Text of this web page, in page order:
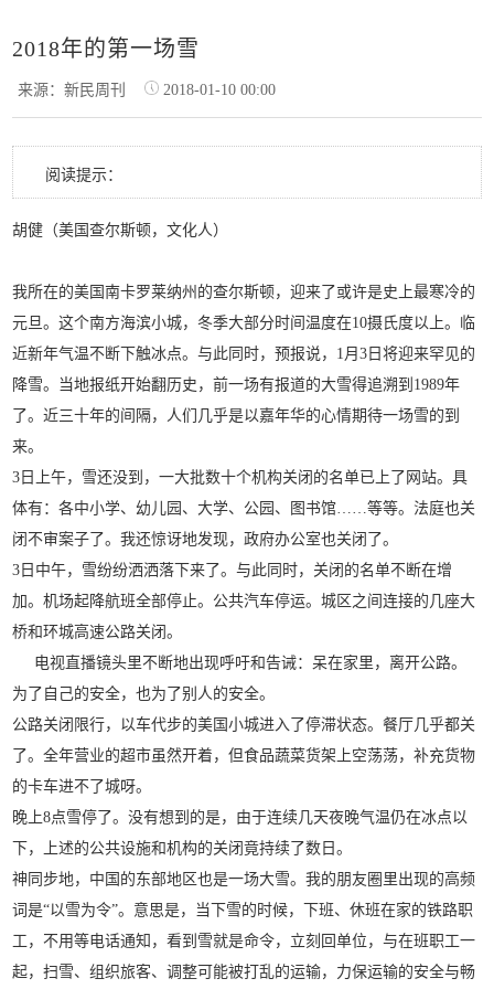
2018年的第一场雪
来源：新民周刊 2018-01-10 00:00
阅读提示：
胡健（美国查尔斯顿，文化人）
我所在的美国南卡罗莱纳州的查尔斯顿，迎来了或许是史上最寒冷的
元旦。这个南方海滨小城，冬季大部分时间温度在10摄氏度以上。临
近新年气温不断下触冰点。与此同时，预报说，1月3日将迎来罕见的
降雪。当地报纸开始翻历史，前一场有报道的大雪得追溯到1989年
了。近三十年的间隔，人们几乎是以嘉年华的心情期待一场雪的到
来。
3日上午，雪还没到，一大批数十个机构关闭的名单已上了网站。具
体有：各中小学、幼儿园、大学、公园、图书馆……等等。法庭也关
闭不审案子了。我还惊讶地发现，政府办公室也关闭了。
3日中午，雪纷纷洒洒落下来了。与此同时，关闭的名单不断在增
加。机场起降航班全部停止。公共汽车停运。城区之间连接的几座大
桥和环城高速公路关闭。
电视直播镜头里不断地出现呼吁和告诫：呆在家里，离开公路。
为了自己的安全，也为了别人的安全。
公路关闭限行，以车代步的美国小城进入了停滞状态。餐厅几乎都关
了。全年营业的超市虽然开着，但食品蔬菜货架上空荡荡，补充货物
的卡车进不了城呀。
晚上8点雪停了。没有想到的是，由于连续几天夜晚气温仍在冰点以
下，上述的公共设施和机构的关闭竟持续了数日。
神同步地，中国的东部地区也是一场大雪。我的朋友圈里出现的高频
词是“以雪为令”。意思是，当下雪的时候，下班、休班在家的铁路职
工，不用等电话通知，看到雪就是命令，立刻回单位，与在班职工一
起，扫雪、组织旅客、调整可能被打乱的运输，力保运输的安全与畅